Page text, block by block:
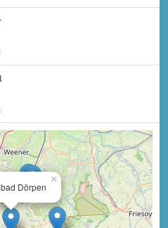
×
Dörpen